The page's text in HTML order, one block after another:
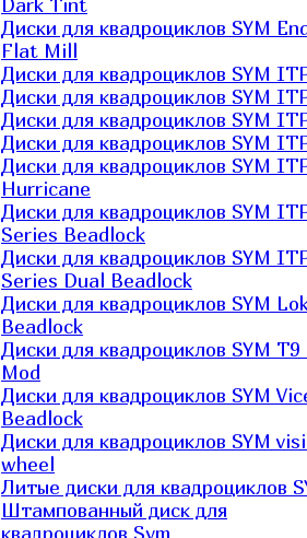
Dark Tint
Диски для квадроциклов SYM
Flat Mill
Диски для квадроциклов SYM
Диски для квадроциклов SYM
Диски для квадроциклов SYM
Диски для квадроциклов SYM
Диски для квадроциклов SYM
Hurricane
Диски для квадроциклов SYM
Series Beadlock
Диски для квадроциклов SYM
Series Dual Beadlock
Диски для квадроциклов SYM
Beadlock
Диски для квадроциклов SYM T9
Mod
Диски для квадроциклов SYM
Beadlock
Диски для квадроциклов SYM
wheel
Литые диски для квадроциклов
Штампованный диск для
квадроциклов Sym